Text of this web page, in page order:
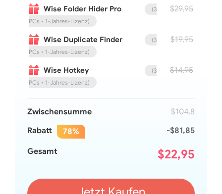
Wise Folder Hider Pro
(3
PCs • 1‑Jahres‑Lizenz)
$29,95
Wise Duplicate Finder
(3
PCs • 1‑Jahres‑Lizenz)
$19,95
Wise Hotkey
(3
PCs • 1‑Jahres‑Lizenz)
$14,95
Zwischensumme
$104,8
Rabatt
78% -$81,85
Gesamt $22,95